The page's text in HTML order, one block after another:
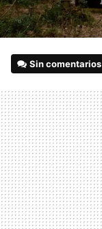
Sin comentarios